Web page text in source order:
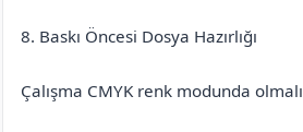
8. Baskı Öncesi Dosya Hazırlığı
Çalışma CMYK renk modunda olmalı